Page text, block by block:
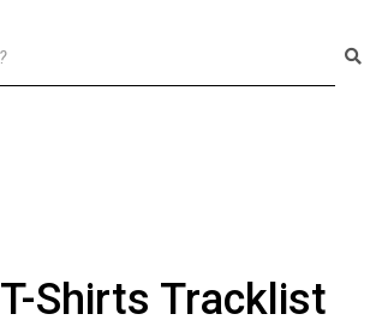
T-Shirts Tracklist